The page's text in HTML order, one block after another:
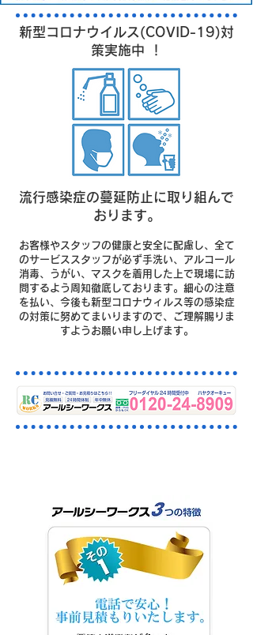
新型コロナウイルス(COVID-19)対
策実施中 ！
流行感染症の蔓延防止に取り組んで
おります。
お客様やスタッフの健康と安全に配慮し、全て
のサービススタッフが必ず手洗い、アルコール
消毒、うがい、マスクを着用した上で現場に訪
問するよう周知徹底しております。細心の注意
を払い、今後も新型コロナウィルス等の感染症
の対策に努めてまいりますので、ご理解賜りま
すようお願い申し上げます。